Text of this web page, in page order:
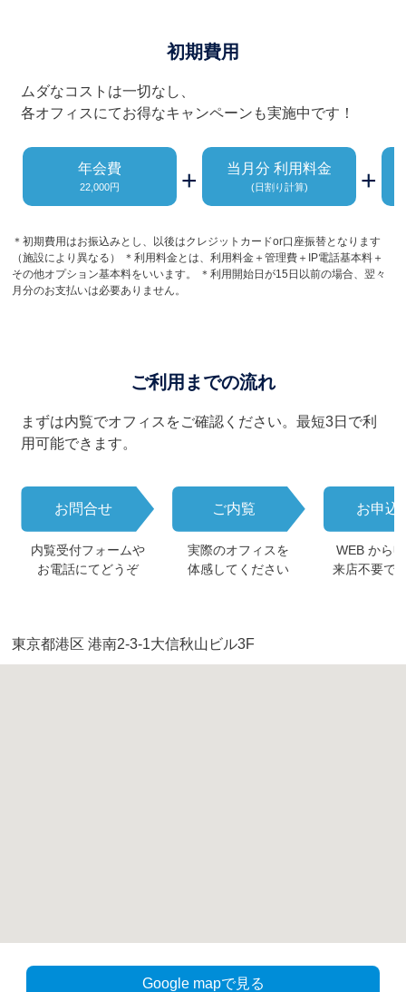
初期費用
ムダなコストは一切なし、
各オフィスにてお得なキャンペーンも実施中です！
年会費
22,000円 + 当月分 利用料金
(日割り計算) +
＊初期費用はお振込みとし、以後はクレジットカードor口座振替となります
（施設により異なる） ＊利用料金とは、利用料金＋管理費＋IP電話基本料＋
その他オプション基本料をいいます。 ＊利用開始日が15日以前の場合、翌々
月分のお支払いは必要ありません。
ご利用までの流れ
まずは内覧でオフィスをご確認ください。最短3日で利
用可能できます。
お問合せ
内覧受付フォームや
お電話にてどうぞ
ご内覧
実際のオフィスを
体感してください
お申込
WEB から
来店不要で
東京都港区 港南2-3-1大信秋山ビル3F
Google mapで見る